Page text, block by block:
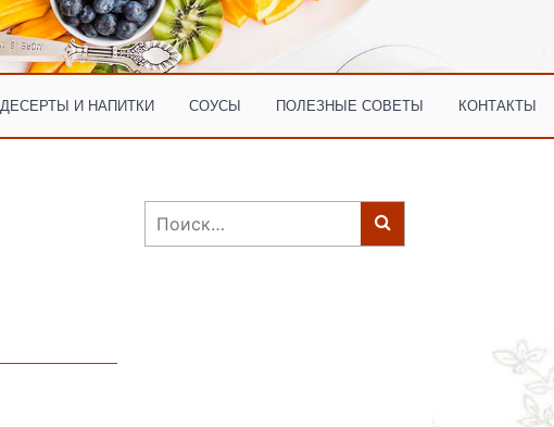
ДЕСЕРТЫ И НАПИТКИ СОУСЫ ПОЛЕЗНЫЕ СОВЕТЫ КОНТАКТЫ
Найти: